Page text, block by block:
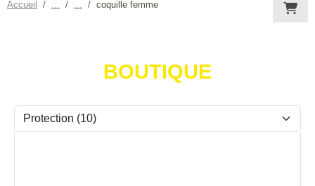
Accueil coquille femme
BOUTIQUE